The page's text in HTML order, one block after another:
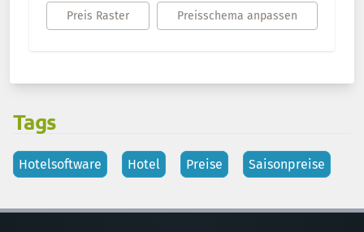
Preis Raster Preisschema anpassen
Tags
Hotelsoftware Hotel Preise Saisonpreise